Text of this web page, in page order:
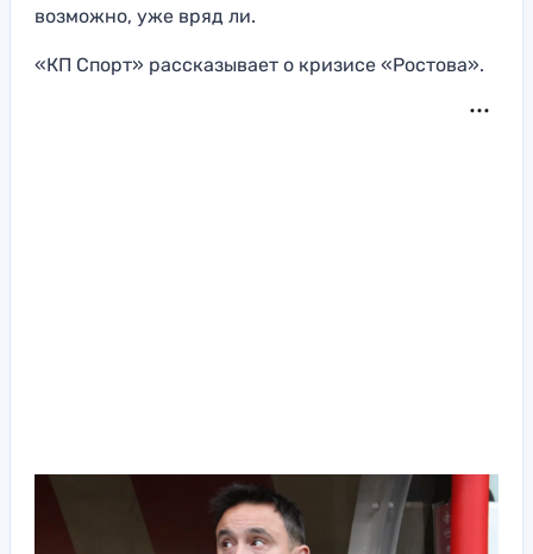
возможно, уже вряд ли.
«КП Спорт» рассказывает о кризисе «Ростова».